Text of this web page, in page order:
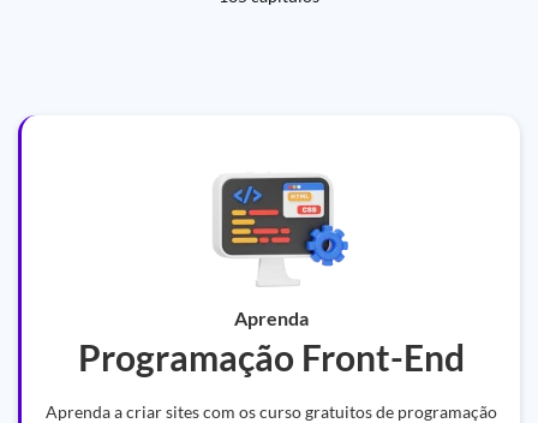
Aprenda
Programação Front-End
Aprenda a criar sites com os curso gratuitos de programação